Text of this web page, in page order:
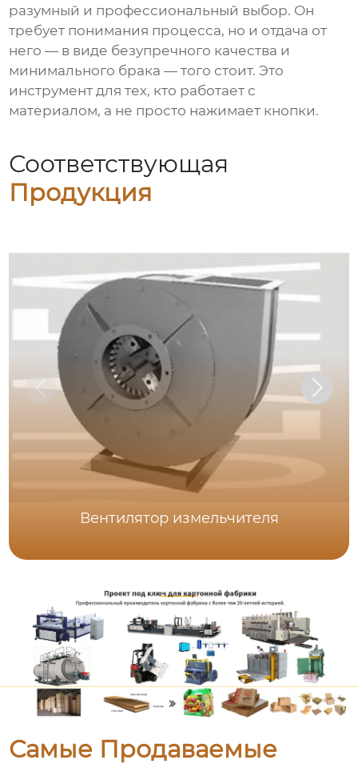
разумный и профессиональный выбор. Он
требует понимания процесса, но и отдача от
него — в виде безупречного качества и
минимального брака — того стоит. Это
инструмент для тех, кто работает с
материалом, а не просто нажимает кнопки.
Соответствующая
Продукция
Вентилятор измельчителя
Самые Продаваемые